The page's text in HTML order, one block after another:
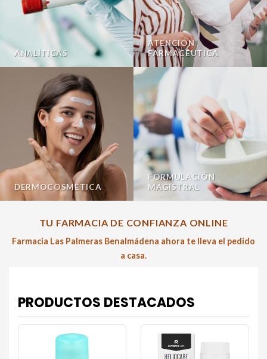
ANALÍTICAS
ATENCIÓN
FARMACÉUTICA
DERMOCOSMÉTICA
FORMULACIÓN
MAGISTRAL
TU FARMACIA DE CONFIANZA ONLINE
Farmacia Las Palmeras Benalmádena ahora te lleva el pedido
a casa.